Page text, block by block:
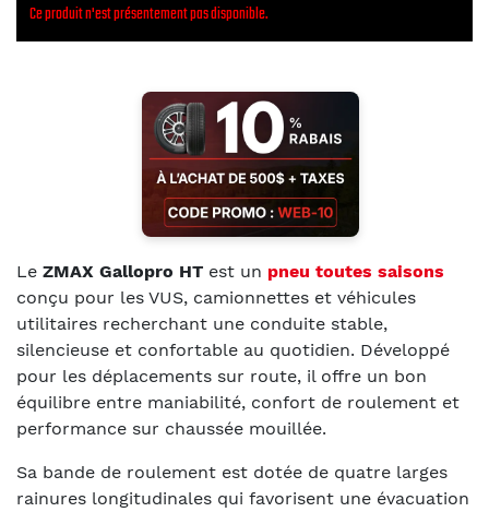
Ce produit n'est présentement pas disponible.
Le ZMAX Gallopro HT est un pneu toutes saisons
conçu pour les VUS, camionnettes et véhicules
utilitaires recherchant une conduite stable,
silencieuse et confortable au quotidien. Développé
pour les déplacements sur route, il offre un bon
équilibre entre maniabilité, confort de roulement et
performance sur chaussée mouillée.
Sa bande de roulement est dotée de quatre larges
rainures longitudinales qui favorisent une évacuation